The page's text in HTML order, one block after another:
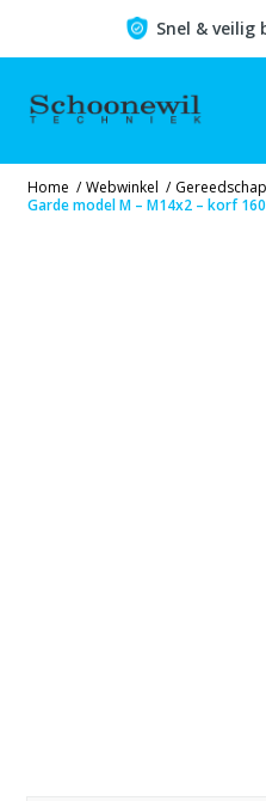
Snel & veilig
Home / Webwinkel /
Garde model M – M14x2 – korf